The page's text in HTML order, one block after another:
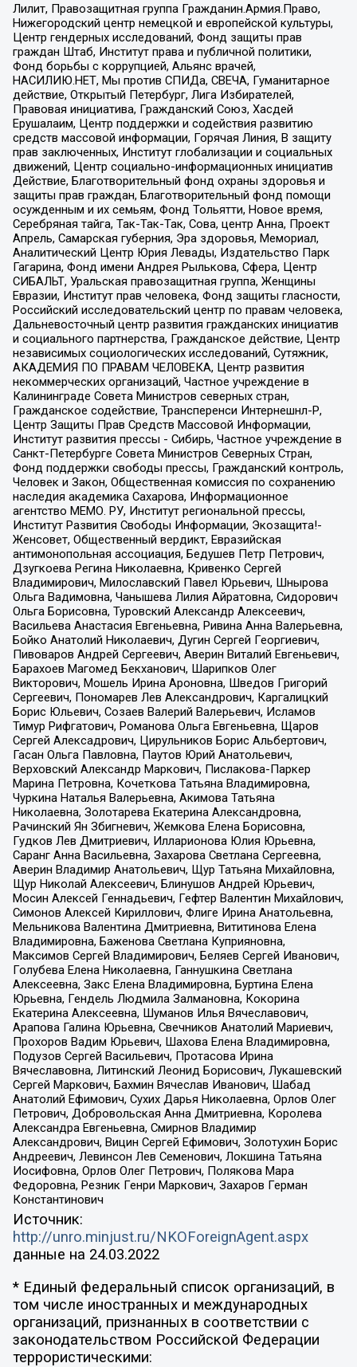
Лилит, Правозащитная группа Гражданин.Армия.Право,
Нижегородский центр немецкой и европейской культуры,
Центр гендерных исследований, Фонд защиты прав
граждан Штаб, Институт права и публичной политики,
Фонд борьбы с коррупцией, Альянс врачей,
НАСИЛИЮ.НЕТ, Мы против СПИДа, СВЕЧА, Гуманитарное
действие, Открытый Петербург, Лига Избирателей,
Правовая инициатива, Гражданский Союз, Хасдей
Ерушалаим, Центр поддержки и содействия развитию
средств массовой информации, Горячая Линия, В защиту
прав заключенных, Институт глобализации и социальных
движений, Центр социально-информационных инициатив
Действие, Благотворительный фонд охраны здоровья и
защиты прав граждан, Благотворительный фонд помощи
осужденным и их семьям, Фонд Тольятти, Новое время,
Серебряная тайга, Так-Так-Так, Сова, центр Анна, Проект
Апрель, Самарская губерния, Эра здоровья, Мемориал,
Аналитический Центр Юрия Левады, Издательство Парк
Гагарина, Фонд имени Андрея Рылькова, Сфера, Центр
СИБАЛЬТ, Уральская правозащитная группа, Женщины
Евразии, Институт прав человека, Фонд защиты гласности,
Российский исследовательский центр по правам человека,
Дальневосточный центр развития гражданских инициатив
и социального партнерства, Гражданское действие, Центр
независимых социологических исследований, Сутяжник,
АКАДЕМИЯ ПО ПРАВАМ ЧЕЛОВЕКА, Центр развития
некоммерческих организаций, Частное учреждение в
Калининграде Совета Министров северных стран,
Гражданское содействие, Трансперенси Интернешнл-Р,
Центр Защиты Прав Средств Массовой Информации,
Институт развития прессы - Сибирь, Частное учреждение в
Санкт-Петербурге Совета Министров Северных Стран,
Фонд поддержки свободы прессы, Гражданский контроль,
Человек и Закон, Общественная комиссия по сохранению
наследия академика Сахарова, Информационное
агентство МЕМО. РУ, Институт региональной прессы,
Институт Развития Свободы Информации, Экозащита!-
Женсовет, Общественный вердикт, Евразийская
антимонопольная ассоциация, Бедушев Петр Петрович,
Дзугкоева Регина Николаевна, Кривенко Сергей
Владимирович, Милославский Павел Юрьевич, Шнырова
Ольга Вадимовна, Чанышева Лилия Айратовна, Сидорович
Ольга Борисовна, Туровский Александр Алексеевич,
Васильева Анастасия Евгеньевна, Ривина Анна Валерьевна,
Бойко Анатолий Николаевич, Дугин Сергей Георгиевич,
Пивоваров Андрей Сергеевич, Аверин Виталий Евгеньевич,
Барахоев Магомед Бекханович, Шарипков Олег
Викторович, Мошель Ирина Ароновна, Шведов Григорий
Сергеевич, Пономарев Лев Александрович, Каргалицкий
Борис Юльевич, Созаев Валерий Валерьевич, Исламов
Тимур Рифгатович, Романова Ольга Евгеньевна, Щаров
Сергей Алексадрович, Цирульников Борис Альбертович,
Гасан Ольга Павловна, Паутов Юрий Анатольевич,
Верховский Александр Маркович, Пислакова-Паркер
Марина Петровна, Кочеткова Татьяна Владимировна,
Чуркина Наталья Валерьевна, Акимова Татьяна
Николаевна, Золотарева Екатерина Александровна,
Рачинский Ян Збигневич, Жемкова Елена Борисовна,
Гудков Лев Дмитриевич, Илларионова Юлия Юрьевна,
Саранг Анна Васильевна, Захарова Светлана Сергеевна,
Аверин Владимир Анатольевич, Щур Татьяна Михайловна,
Щур Николай Алексеевич, Блинушов Андрей Юрьевич,
Мосин Алексей Геннадьевич, Гефтер Валентин Михайлович,
Симонов Алексей Кириллович, Флиге Ирина Анатольевна,
Мельникова Валентина Дмитриевна, Вититинова Елена
Владимировна, Баженова Светлана Куприяновна,
Максимов Сергей Владимирович, Беляев Сергей Иванович,
Голубева Елена Николаевна, Ганнушкина Светлана
Алексеевна, Закс Елена Владимировна, Буртина Елена
Юрьевна, Гендель Людмила Залмановна, Кокорина
Екатерина Алексеевна, Шуманов Илья Вячеславович,
Арапова Галина Юрьевна, Свечников Анатолий Мариевич,
Прохоров Вадим Юрьевич, Шахова Елена Владимировна,
Подузов Сергей Васильевич, Протасова Ирина
Вячеславовна, Литинский Леонид Борисович, Лукашевский
Сергей Маркович, Бахмин Вячеслав Иванович, Шабад
Анатолий Ефимович, Сухих Дарья Николаевна, Орлов Олег
Петрович, Добровольская Анна Дмитриевна, Королева
Александра Евгеньевна, Смирнов Владимир
Александрович, Вицин Сергей Ефимович, Золотухин Борис
Андреевич, Левинсон Лев Семенович, Локшина Татьяна
Иосифовна, Орлов Олег Петрович, Полякова Мара
Федоровна, Резник Генри Маркович, Захаров Герман
Константинович
Источник:
http://unro.minjust.ru/NKOForeignAgent.aspx
данные на 24.03.2022
* Единый федеральный список организаций, в
том числе иностранных и международных
организаций, признанных в соответствии с
законодательством Российской Федерации
террористическими: